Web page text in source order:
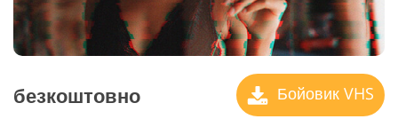
безкоштовно Бойовик VHS